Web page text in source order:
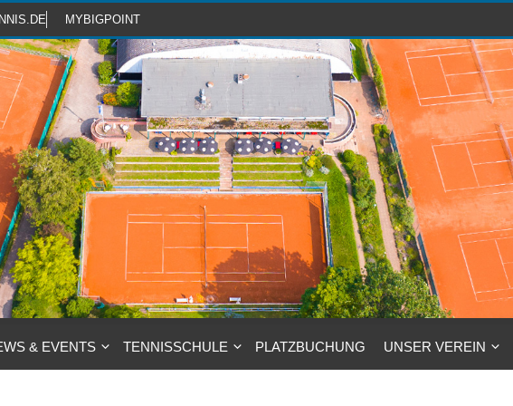
MYBIGPOINT
& EVENTS TENNISSCHULE PLATZBUCHUNG UNSER VEREIN